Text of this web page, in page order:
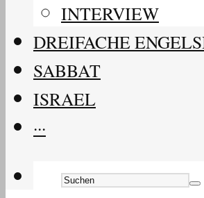
INTERVIEW
DREIFACHE
SABBAT
ISRAEL
···